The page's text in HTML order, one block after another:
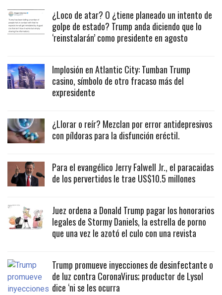
¿Loco de atar? O ¿tiene planeado un intento de
golpe de estado? Trump anda diciendo que lo
‘reinstalarán’ como presidente en agosto
Implosión en Atlantic City: Tumban Trump
casino, símbolo de otro fracaso más del
expresidente
¿Llorar o reír? Mezclan por error antidepresivos
con píldoras para la disfunción eréctil.
Para el evangélico Jerry Falwell Jr., el paracaidas
de los pervertidos le trae US$10.5 millones
Juez ordena a Donald Trump pagar los honorarios
legales de Stormy Daniels, la estrella de porno
que una vez le azotó el culo con una revista
Trump promueve inyecciones de desinfectante o
de luz contra CoronaVirus; productor de Lysol
dice ‘ni se les ocurra